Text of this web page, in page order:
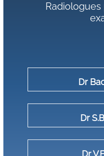
Dr
Dr
Dr